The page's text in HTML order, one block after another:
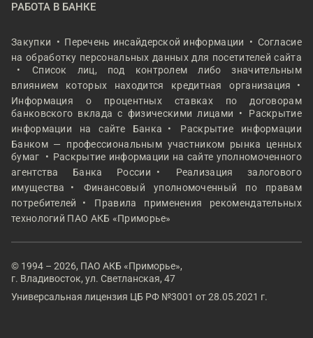
РАБОТА В БАНКЕ
Закупки Перечень инсайдерской информации
Согласие
на обработку персональных данных для посетителей сайта
Список лиц, под контролем либо значительным
влиянием которых находится кредитная организация
Информация о процентных ставках по договорам
банковского вклада с физическими лицами
Раскрытие
информации на сайте Банка
Раскрытие информации
Банком — профессиональным участником рынка ценных
бумаг
Раскрытие информации на сайте уполномоченного
агентства Банка России
Реализация залогового
имущества
Финансовый уполномоченный по правам
потребителей
Правила применения рекомендательных
технологий ПАО АКБ «Приморье»
© 1994 – 2026, ПАО АКБ «Приморье»,
г. Владивосток, ул. Светланская, 47
Универсальная лицензия ЦБ РФ №3001 от 28.05.2021 г.